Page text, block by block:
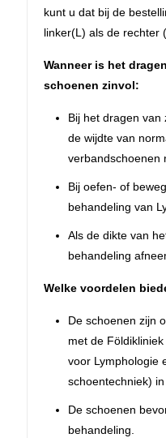
kunt u dat bij de
linker(L) als de rechter
Wanneer is het
schoenen zinvol:
Bij het dragen van
de wijdte van
verbandschoenen
Bij oefen- of
behandeling van
Als de dikte van
behandeling
Welke voordelen
De schoenen zijn
met de
voor Lymphologie
schoentechniek)
De schoenen
behandeling.